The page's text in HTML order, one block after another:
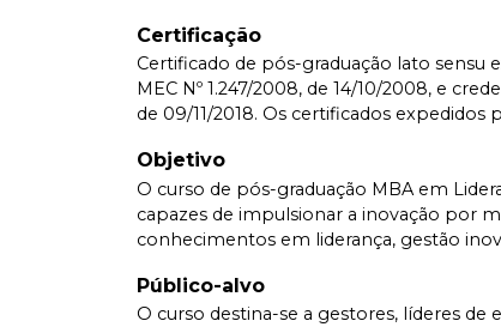
Certificação
Certificado de pós-graduação lato sensu
MEC Nº 1.247/2008, de 14/10/2008, e
de 09/11/2018. Os certificados expedidos
Objetivo
O curso de pós-graduação MBA em
capazes de impulsionar a inovação por
conhecimentos em liderança, gestão
Público-alvo
O curso destina-se a gestores, líderes